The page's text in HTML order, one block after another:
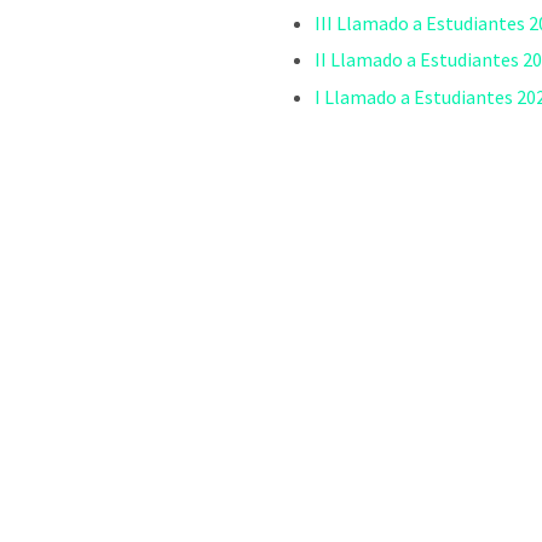
III Llamado a Estudiantes
II Llamado a Estudiantes
I Llamado a Estudiantes